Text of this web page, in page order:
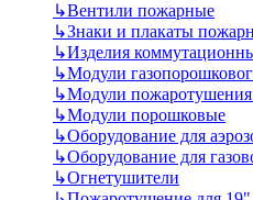
↳Вентили пожарные
↳Знаки и плакаты
↳Изделия
↳Модули
↳Модули
↳Модули порошковые
↳Оборудование для
↳Оборудование для
↳Огнетушители